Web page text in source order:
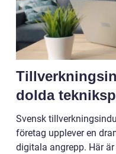
dolda
Svensk
företag upplever en
digitala angrepp. Här